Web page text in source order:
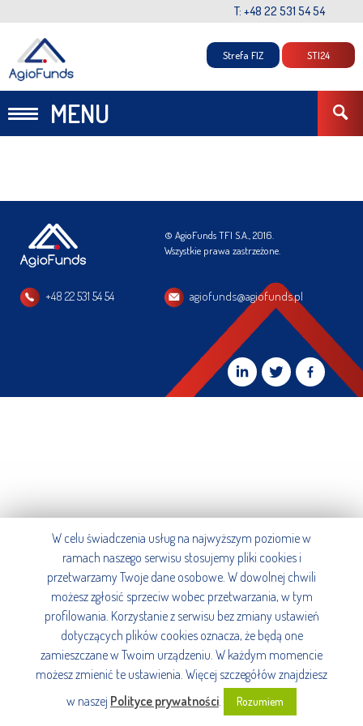
T: +48 22 531 54 54
MENU
Strefa FIZ STI24
© AgioFunds TFI S.A., 2016.
Wszystkie prawa zastrzeżone.
+48 22 531 54 54 agiofunds@agiofunds.pl
W celu świadczenia usług na najwyższym poziomie w
ramach naszego serwisu stosujemy pliki cookies i
przetwarzamy Twoje dane osobowe. W dowolnej chwili
możesz zgłosić sprzeciw wobec przetwarzania, w tym
profilowania. Korzystanie z serwisu bez zmiany ustawień
dotyczących plików cookies oznacza, że będą one
zamieszczane w Twoim urządzeniu. W każdym momencie
możesz zmienić te ustawienia. Więcej szczegółów znajdziesz
w naszej Polityce prywatności. Rozumiem